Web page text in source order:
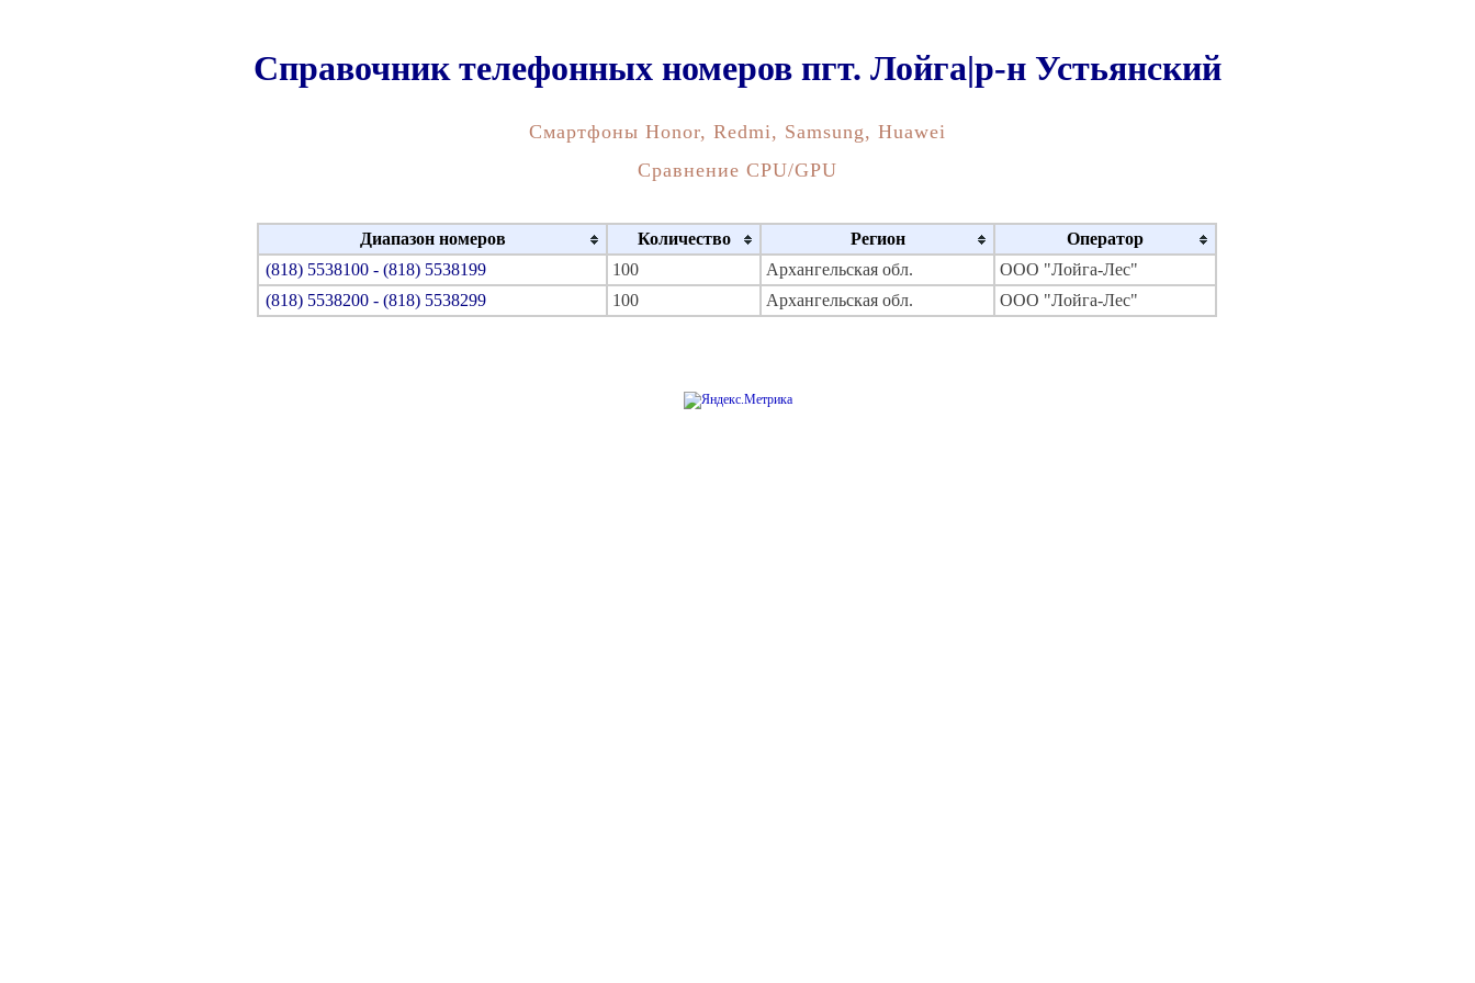
Справочник телефонных номеров пгт. Лойга|р-н Устьянский
Смартфоны Honor, Redmi, Samsung, Huawei
Сравнение CPU/GPU
Диапазон номеров Количество Регион
Оператор
(818) 5538100 - (818) 5538199
100 Архангельская обл.
ООО "Лойга-Лес"
(818) 5538200 - (818) 5538299
100 Архангельская обл. ООО "Лойга-Лес"